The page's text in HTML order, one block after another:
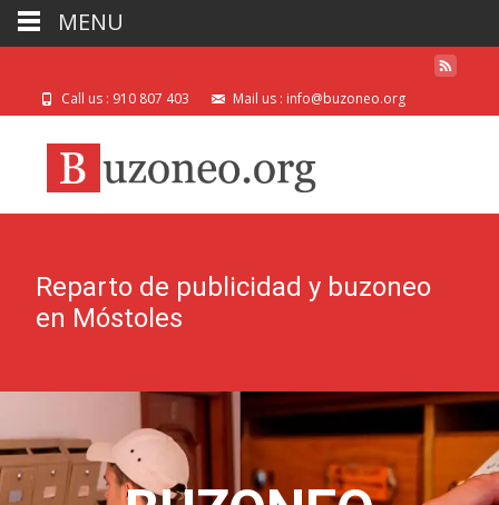
Call us : 910 807 403 Mail us : info@buzoneo.org
Reparto de publicidad y buzoneo
en Móstoles
MENU